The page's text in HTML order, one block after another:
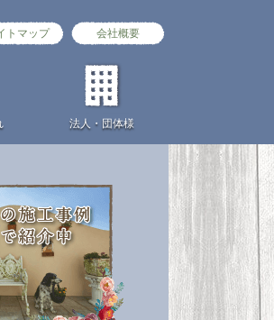
法人・団体様
トマップ 会社概要